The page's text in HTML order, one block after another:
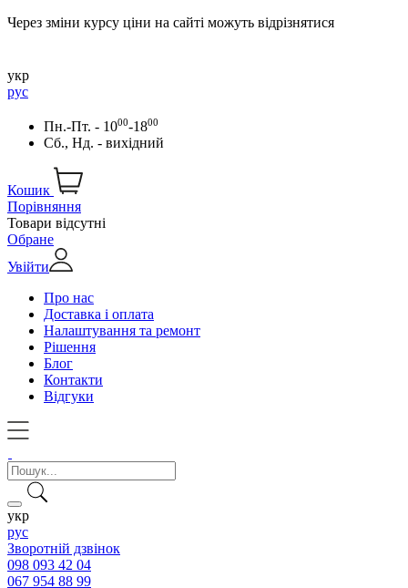
Через зміни курсу ціни на сайті можуть відрізнятися
укр
рус
Пн.-Пт. - 1000-1800
Сб., Нд. - вихідний
Кошик
Порівняння
Товари відсутні
Обране
Увійти
Про нас
Доставка і оплата
Налаштування та ремонт
Рішення
Блог
Контакти
Відгуки
укр
рус
Зворотній дзвінок
098 093 42 04
067 954 88 99